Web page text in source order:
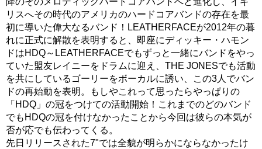
リスへその時代のアメリカのハードコアバンドの存在を最
初に導いた偉大なるバンド！LEATHERFACEが2012年の暮
れに正式に解散を表明すると、即座にディッキー・ハモン
ドはHDQ～LEATHERFACEでもずっと一緒にバンドをやっ
ていた盟友レイニーをドラムに迎え、THE JONESでも活動
を共にしているゴーリーをボーカルに誘い、この3人でバン
ドの再始動を表明。もしやこれって思ったらやっぱりの
「HDQ」の冠をつけての活動開始！これまでのどのバンド
でもHDQの冠を付けなかったことから今回は彼らの本気が
否が応でも伝わってくる。
先日リリースされた7"では全貌が明らかにならなかったけ